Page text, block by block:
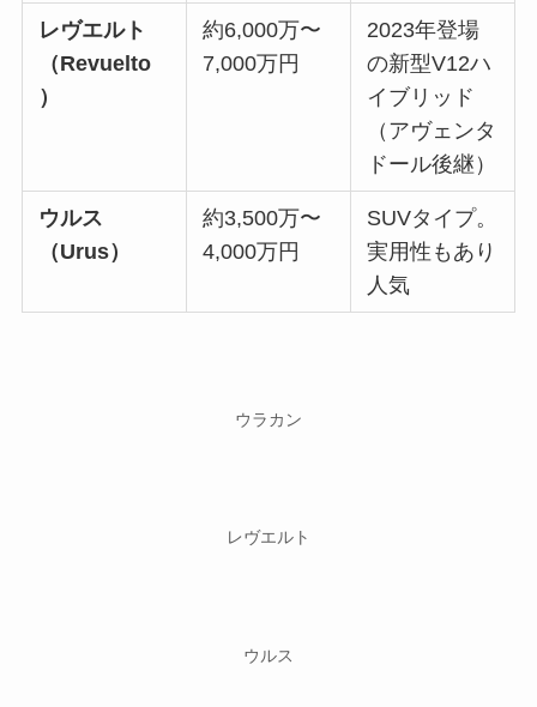
レヴエルト
（Revuelto
）
約6,000万〜
7,000万円
2023年登場
の新型V12ハ
イブリッド
（アヴェンタ
ドール後継）
ウルス
（Urus）
約3,500万〜
4,000万円
SUVタイプ。
実用性もあり
人気
ウラカン
レヴエルト
ウルス